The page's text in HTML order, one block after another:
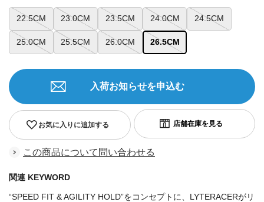
22.5CM 23.0CM 23.5CM 24.0CM 24.5CM
25.0CM 25.5CM 26.0CM 26.5CM
お気に入りに追加する
入荷お知らせを申込む
この商品について問い合わせる
関連 KEYWORD
“SPEED FIT & AGILITY HOLD”をコンセプトに、LYTERACERがリ